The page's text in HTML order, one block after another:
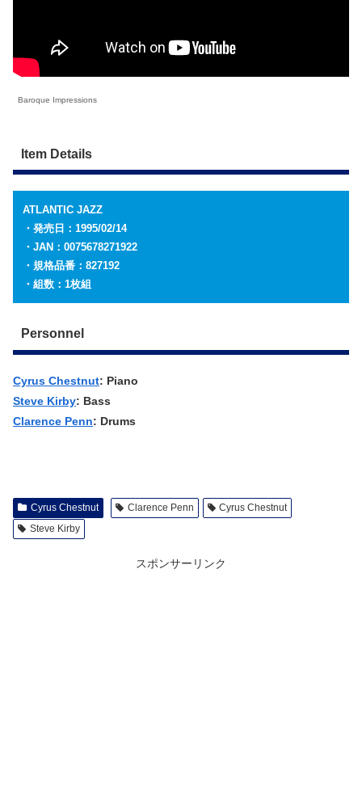
Baroque Impressions
Item Details
ATLANTIC JAZZ
・発売日：1995/02/14
・JAN：0075678271922
・規格品番：827192
・組数：1枚組
Personnel
Cyrus Chestnut: Piano
Steve Kirby: Bass
Clarence Penn: Drums
Cyrus Chestnut Clarence Penn
Cyrus Chestnut
Steve Kirby
スポンサーリンク